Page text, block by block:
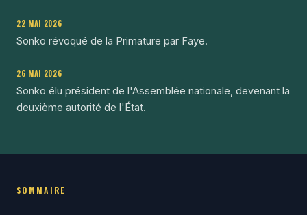
22 MAI 2026
Sonko révoqué de la Primature par Faye.
26 MAI 2026
Sonko élu président de l'Assemblée nationale, devenant la
deuxième autorité de l'État.
SOMMAIRE